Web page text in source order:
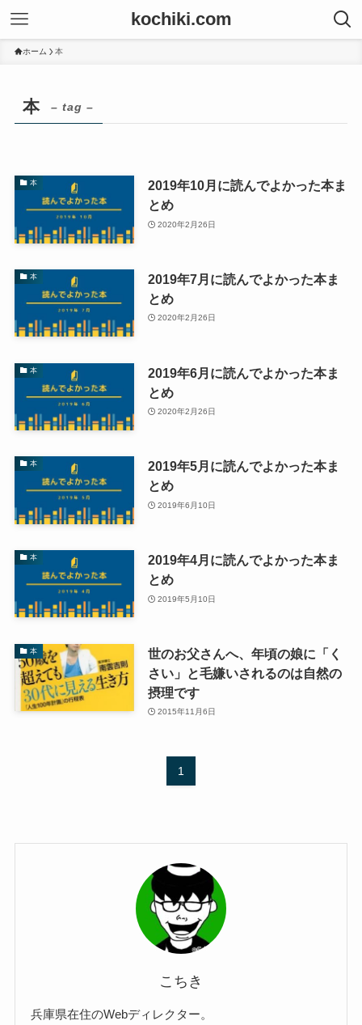
kochiki.com
ホーム 本
本 – tag –
本
2019年10月に読んでよかった本ま
とめ
2020年2月26日
本
2019年7月に読んでよかった本ま
とめ
2020年2月26日
本
2019年6月に読んでよかった本ま
とめ
2020年2月26日
本
2019年5月に読んでよかった本ま
とめ
2019年6月10日
本
2019年4月に読んでよかった本ま
とめ
2019年5月10日
本
世のお父さんへ、年頃の娘に「く
さい」と毛嫌いされるのは自然の
摂理です
2015年11月6日
1
こちき
兵庫県在住のWebディレクター。